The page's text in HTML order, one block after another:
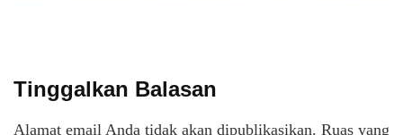
Tinggalkan Balasan
Alamat email Anda tidak akan dipublikasikan. Ruas yang